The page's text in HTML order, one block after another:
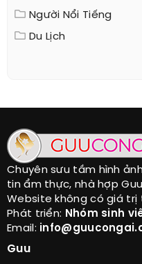
Người Nổi Tiếng
Du Lịch
Chuyên sưu tầm hình
tin ẩm thực, nhà hợp Guu
Website không có giá trị
Phát triển: Nhóm sinh
Email:
Guu